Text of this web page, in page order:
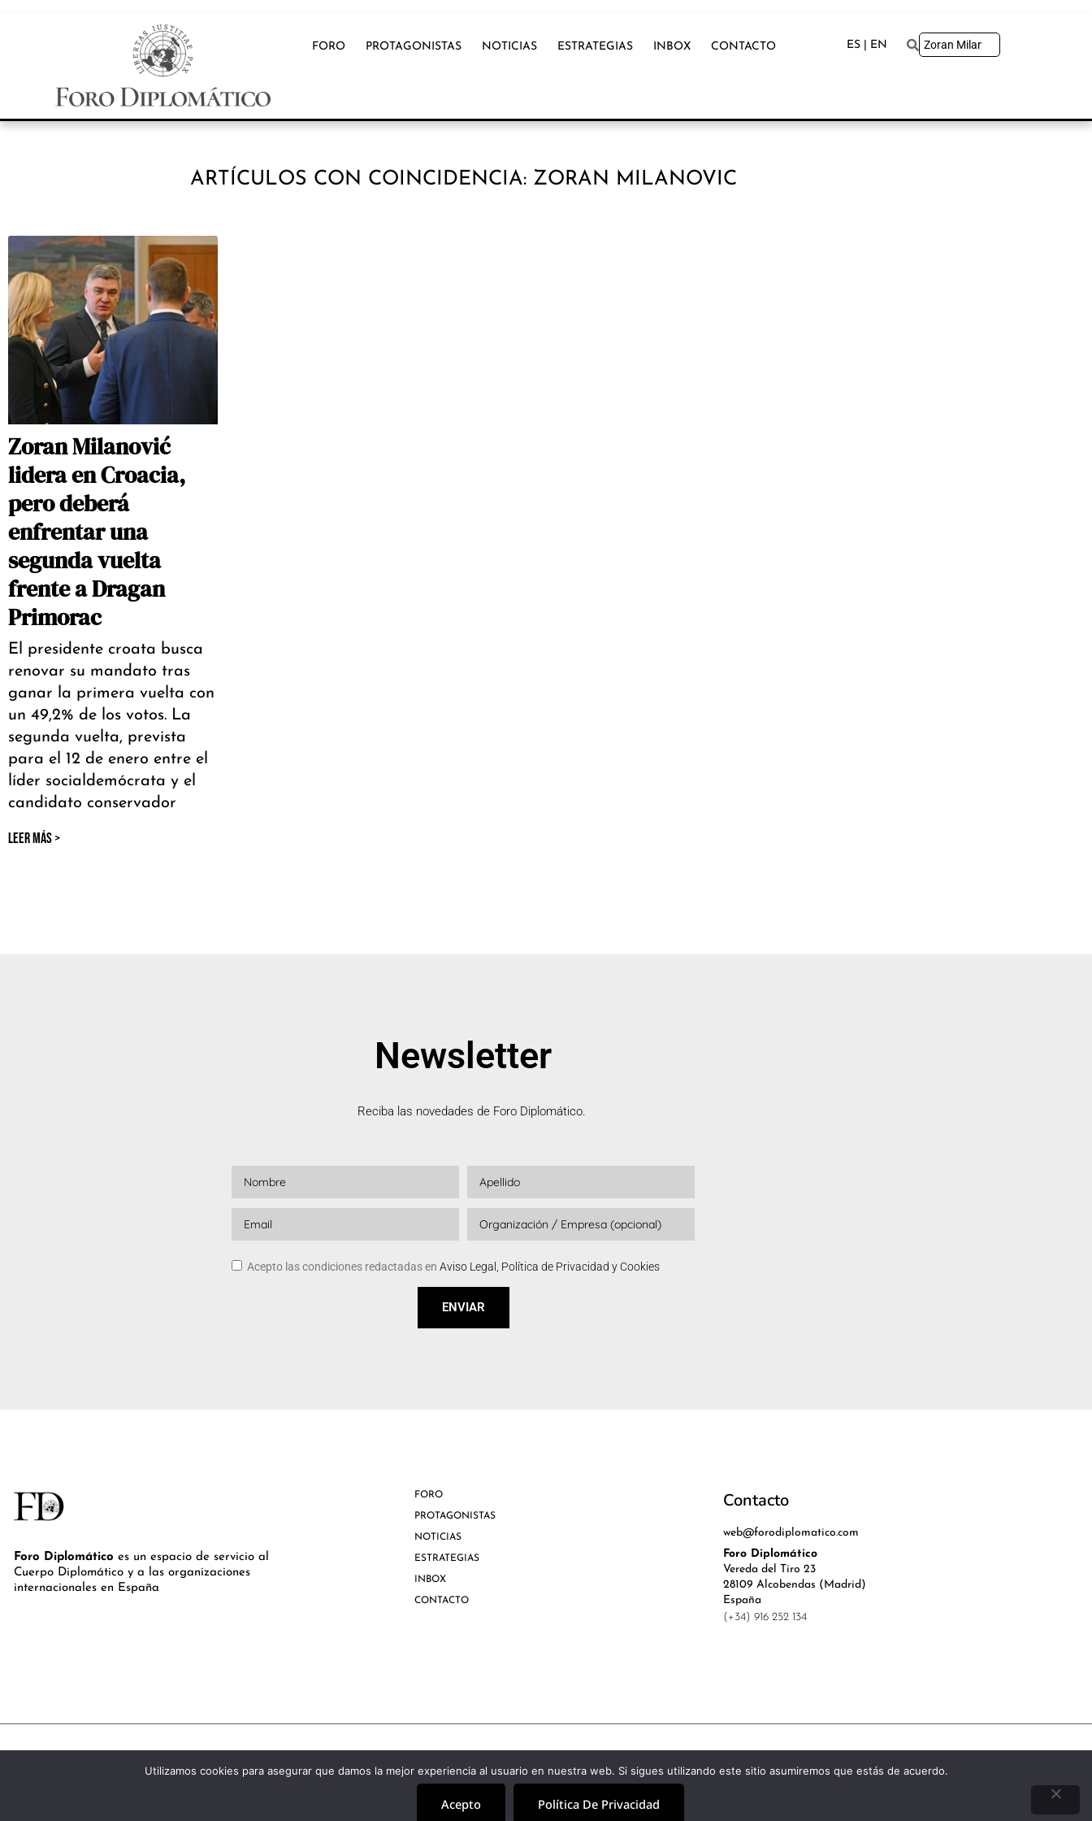
FORO PROTAGONISTAS NOTICIAS ESTRATEGIAS INBOX CONTACTO ES | EN
ARTÍCULOS CON COINCIDENCIA: ZORAN MILANOVIC
Zoran Milanović
lidera en Croacia,
pero deberá
enfrentar una
segunda vuelta
frente a Dragan
Primorac
El presidente croata busca
renovar su mandato tras
ganar la primera vuelta con
un 49,2% de los votos. La
segunda vuelta, prevista
para el 12 de enero entre el
líder socialdemócrata y el
candidato conservador
LEER MÁS >
Newsletter
Reciba las novedades de Foro Diplomático.
Acepto las condiciones redactadas en Aviso Legal, Política de Privacidad y Cookies
ENVIAR
Foro Diplomático es un espacio de servicio al
Cuerpo Diplomático y a las organizaciones
internacionales en España
FORO
PROTAGONISTAS
NOTICIAS
ESTRATEGIAS
INBOX
CONTACTO
Contacto
web@forodiplomatico.com
Foro Diplomático
Vereda del Tiro 23
28109 Alcobendas (Madrid)
España
(+34) 916 252 134
Utilizamos cookies para asegurar que damos la mejor experiencia al usuario en nuestra web. Si sigues utilizando este sitio asumiremos que estás de acuerdo.
Acepto Política De Privacidad